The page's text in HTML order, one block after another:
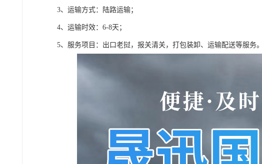
3、运输方式：陆路运输；
4、运输时效：6-8天；
5、服务项目：出口老挝，报关清关，打包装卸、运输配送等服务。